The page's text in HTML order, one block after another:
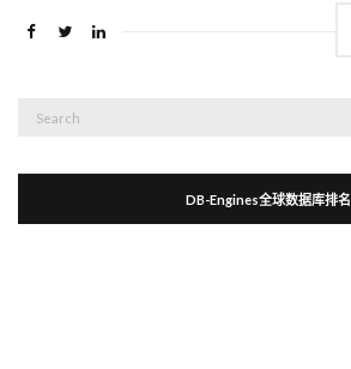
DB-Engines全球数据库排名